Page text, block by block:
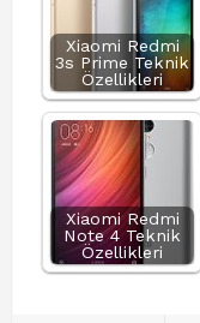
Xiaomi Redmi
3s Prime Teknik
Özellikleri
Xiaomi Redmi
Note 4 Teknik
Özellikleri